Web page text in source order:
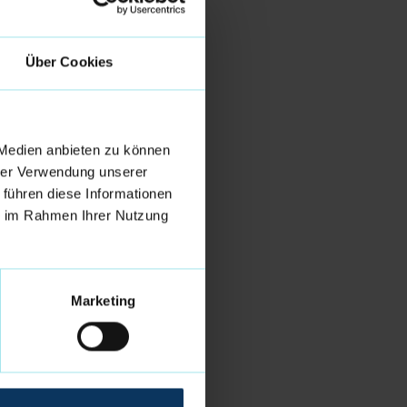
Über Cookies
anbieten zu können
Verwendung unserer
diese Informationen
Rahmen Ihrer Nutzung
Marketing